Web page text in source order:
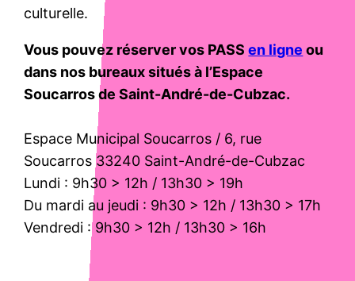
culturelle.
Vous pouvez réserver vos PASSen ligne ou
dans nos bureaux situés à l’Espace
Soucarros de Saint-André-de-Cubzac.
Espace Municipal Soucarros / 6, rue
Soucarros 33240 Saint-André-de-Cubzac
Lundi : 9h30 > 12h / 13h30 > 19h
Du mardi au jeudi : 9h30 > 12h / 13h30 > 17h
Vendredi : 9h30 > 12h / 13h30 > 16h